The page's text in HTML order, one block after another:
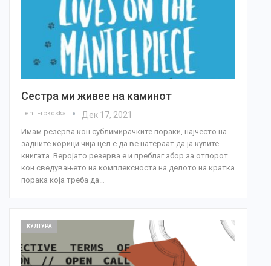
Сестра ми живее на каминот
Leni Frckoska Дек 17, 2021
Имам резерва кон сублимирачките пораки, најчесто на
задните корици чија цел е да ве натераат да ја купите
книгата. Веројато резерва е и преблаг збор за отпорот
кон сведувањето на комплексноста на делото на кратка
порака која треба да…
КУЛТУРА